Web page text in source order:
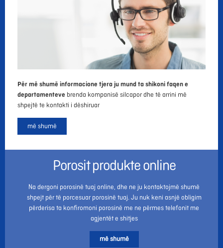
Për më shumë informacione tjera ju mund ta shikoni faqen e
departamenteve brenda kompanisë silcapor dhe të arrini më
shpejtë te kontakti i dëshiruar
më shumë
Porosit produkte online
Na dergoni porosinë tuaj online, dhe ne ju kontaktojmë shumë
shpejt për të porcesuar porosinë tuaj. Ju nuk keni asnjë obligim
përderisa ta konfiromoni porosinë me ne përmes telefonit me
agjentët e shitjes
më shumë